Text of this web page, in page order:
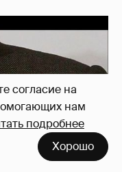
согласие на
нам
подробнее
Хорошо